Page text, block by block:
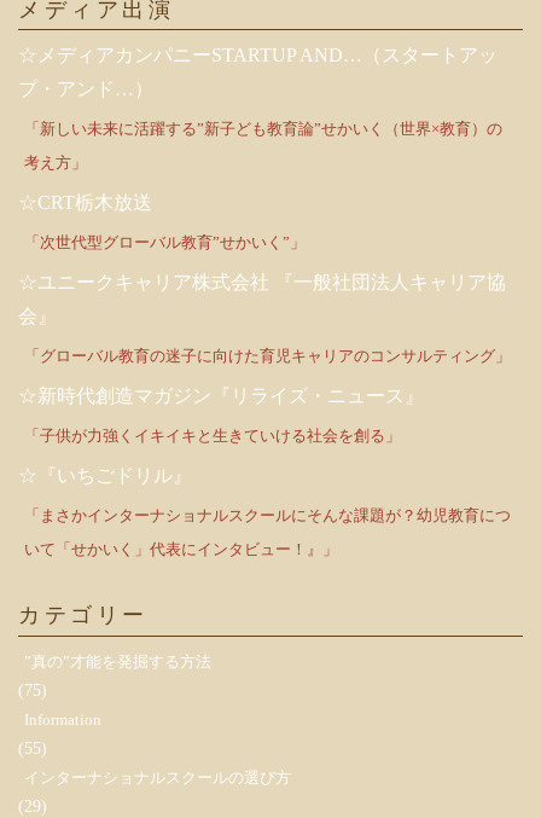
メディア出演
☆メディアカンパニーSTARTUP AND…（スタートアッ
プ・アンド…）
「新しい未来に活躍する”新子ども教育論”せかいく（世界×教育）の
考え方」
☆CRT栃木放送
「次世代型グローバル教育”せかいく”」
☆ユニークキャリア株式会社 『一般社団法人キャリア協
会』
「グローバル教育の迷子に向けた育児キャリアのコンサルティング」
☆新時代創造マガジン『リライズ・ニュース』
「子供が力強くイキイキと生きていける社会を創る」
☆『いちごドリル』
「まさかインターナショナルスクールにそんな課題が？幼児教育につ
いて「せかいく」代表にインタビュー！』」
カテゴリー
”真の”才能を発掘する方法
(75)
Information
(55)
インターナショナルスクールの選び方
(29)